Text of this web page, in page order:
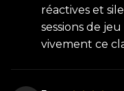
réactives et
sessions de
vivement ce